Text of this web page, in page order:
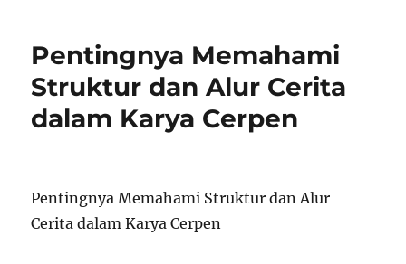
Pentingnya Memahami
Struktur dan Alur Cerita
dalam Karya Cerpen
Pentingnya Memahami Struktur dan Alur
Cerita dalam Karya Cerpen